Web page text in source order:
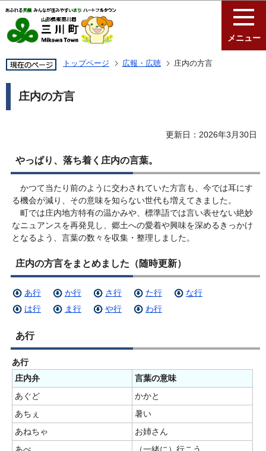
メニュー
トップページ 広報・広聴 庄内の方言
庄内の方言
更新日：2026年3月30日
やっぱり、落ち着く庄内の言葉。
かつて当たり前のように交わされていた方言も、今では耳にす
る機会が減り、その意味を知らない世代も増えてきました。
町では庄内地方特有の温かみや、標準語では言い表せない絶妙
なニュアンスを再発見し、郷土への愛着や興味を深めるきっかけ
となるよう、言葉の数々を収集・整理しました。
庄内の方言をまとめました（随時更新）
あ行 か行 さ行 た行
な行
は行
ま行 や行 わ行
あ行
あ行
庄内弁
言葉の意味
あぐど
かかと
あちぇ
暑い
あねちゃ
お姉さん
あべ
（一緒に）行こう